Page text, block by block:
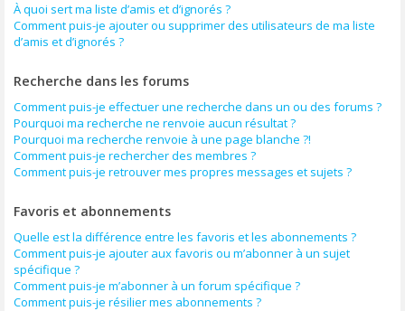
À quoi sert ma liste d’amis et d’ignorés ?
Comment puis-je ajouter ou supprimer des utilisateurs de ma liste
d’amis et d’ignorés ?
Recherche dans les forums
Comment puis-je effectuer une recherche dans un ou des forums ?
Pourquoi ma recherche ne renvoie aucun résultat ?
Pourquoi ma recherche renvoie à une page blanche ?!
Comment puis-je rechercher des membres ?
Comment puis-je retrouver mes propres messages et sujets ?
Favoris et abonnements
Quelle est la différence entre les favoris et les abonnements ?
Comment puis-je ajouter aux favoris ou m’abonner à un sujet
spécifique ?
Comment puis-je m’abonner à un forum spécifique ?
Comment puis-je résilier mes abonnements ?